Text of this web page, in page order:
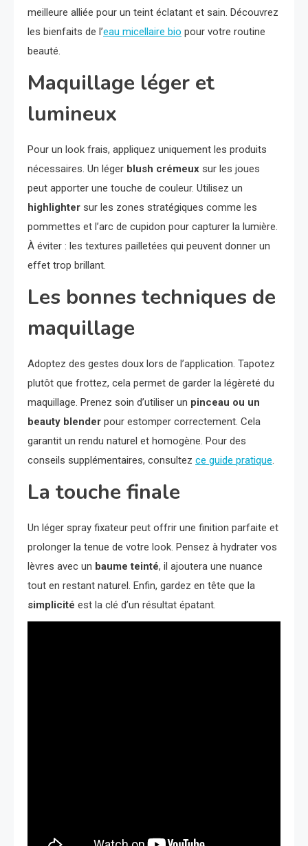
meilleure alliée pour un teint éclatant et sain. Découvrez
les bienfaits de l’eau micellaire bio pour votre routine
beauté.
Maquillage léger et
lumineux
Pour un look frais, appliquez uniquement les produits
nécessaires. Un léger blush crémeux sur les joues
peut apporter une touche de couleur. Utilisez un
highlighter sur les zones stratégiques comme les
pommettes et l’arc de cupidon pour capturer la lumière.
À éviter : les textures pailletées qui peuvent donner un
effet trop brillant.
Les bonnes techniques de
maquillage
Adoptez des gestes doux lors de l’application. Tapotez
plutôt que frottez, cela permet de garder la légèreté du
maquillage. Prenez soin d’utiliser un pinceau ou un
beauty blender pour estomper correctement. Cela
garantit un rendu naturel et homogène. Pour des
conseils supplémentaires, consultez ce guide pratique
La touche finale
Un léger spray fixateur peut offrir une finition parfaite et
prolonger la tenue de votre look. Pensez à hydrater vos
lèvres avec un baume teinté, il ajoutera une nuance
tout en restant naturel. Enfin, gardez en tête que la
simplicité est la clé d’un résultat épatant.